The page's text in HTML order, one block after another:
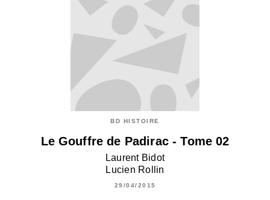
BD HISTOIRE
Le Gouffre de Padirac - Tome 02
Laurent Bidot
Lucien Rollin
29/04/2015